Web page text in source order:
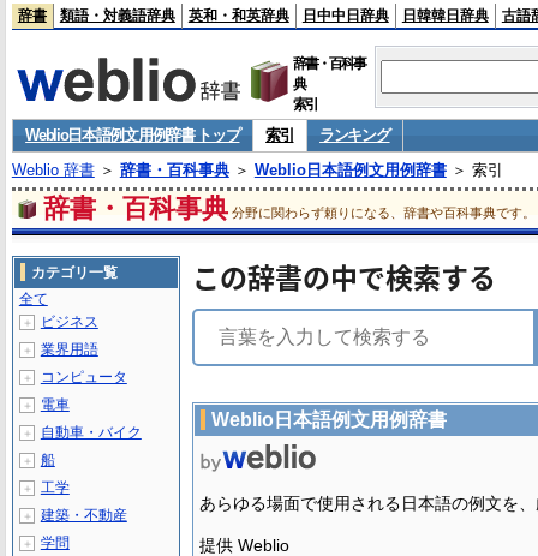
辞書 類語・対義語辞典 英和・和英辞典 日中中日辞典 日韓韓日辞典 古語
辞書・百科事
典
索引
Weblio日本語例文用例辞書 トップ 索引
ランキング
Weblio 辞書＞ 辞書・百科事典＞ Weblio日本語例文用例辞書＞ 索引
辞書・百科事典 分野に関わらず頼りになる、辞書や百科事典です。
この辞書の中で検索する
Weblio日本語例文用例辞書
あらゆる場面で使用される日本語の例文を
提供 Weblio
カテゴリ一覧
全て
＋ ビジネス
＋ 業界用語
＋ コンピュータ
＋ 電車
＋ 自動車・バイク
＋ 船
＋ 工学
＋ 建築・不動産
＋ 学問